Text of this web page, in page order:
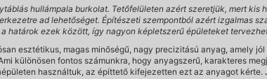
hullámpala burkolat. Tetőfelületen azért szeretjük, mert kis
ad lehetőséget. Építészeti szempontból azért izgalmas
határok ezek között, így nagyon képletszerű épületeket
esztétikus, magas minőségű, nagy precizitású anyag, amely
különösen fontos számunkra, hogy anyagszerű, karakteres
használtuk, az építtető kifejezetten ezt az anyagot kérte.